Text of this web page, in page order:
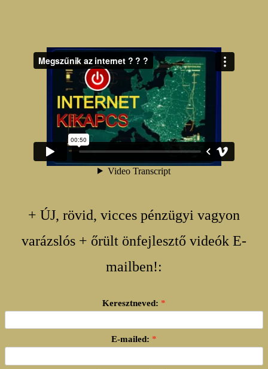
+ ÚJ, rövid, vicces pénzügyi vagyon
varázslós + őrült önfejlesztő videók E-
mailben!:
Keresztneved:
E-mailed: